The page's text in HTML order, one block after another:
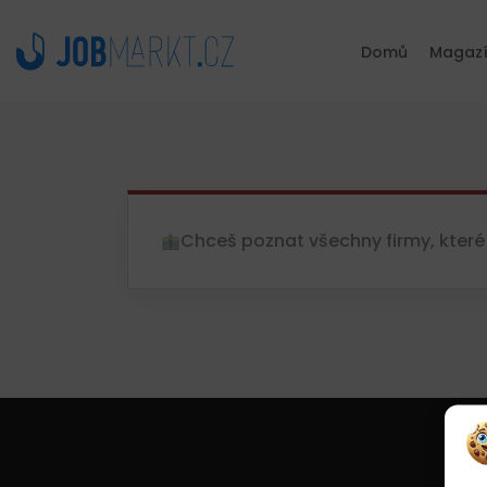
Domů
Chceš poznat všechny firmy,